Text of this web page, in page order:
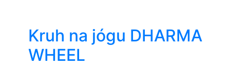
Kruh na jógu DHARMA
WHEEL